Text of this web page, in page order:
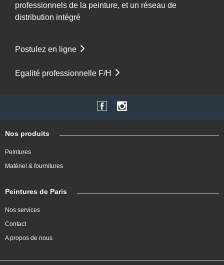
professionnels de la peinture, et un réseau de
distribution intégré
Postulez en ligne
Egalité professionnelle F/H
Nos produits
Peintures
Matériel & fournitures
Peintures de Paris
Nos services
Contact
A propos de nous